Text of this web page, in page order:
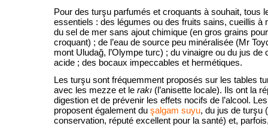
Pour des turşu parfumés et croquants à souhait, tous
essentiels : des légumes ou des fruits sains, cueillis à
du sel de mer sans ajout chimique (en gros grains
croquant) ; de l’eau de source peu minéralisée (Mr
mont Uludağ, l’Olympe turc) ; du vinaigre ou du jus de
acide ; des bocaux impeccables et hermétiques.
Les turşu sont fréquemment proposés sur les tables
avec les mezze et le rakı (l’anisette locale). Ils ont la
digestion et de prévenir les effets nocifs de l’alcool.
proposent également du şalgam suyu, du jus de turşu
conservation, réputé excellent pour la santé) et,